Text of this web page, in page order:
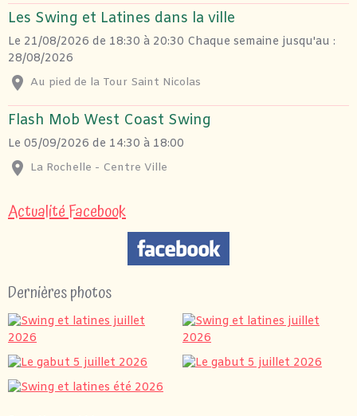
Les Swing et Latines dans la ville
Le 21/08/2026 de 18:30 à 20:30 Chaque semaine jusqu'au :
28/08/2026
Au pied de la Tour Saint Nicolas
Flash Mob West Coast Swing
Le 05/09/2026 de 14:30 à 18:00
La Rochelle - Centre Ville
Actualité Facebook
Dernières photos